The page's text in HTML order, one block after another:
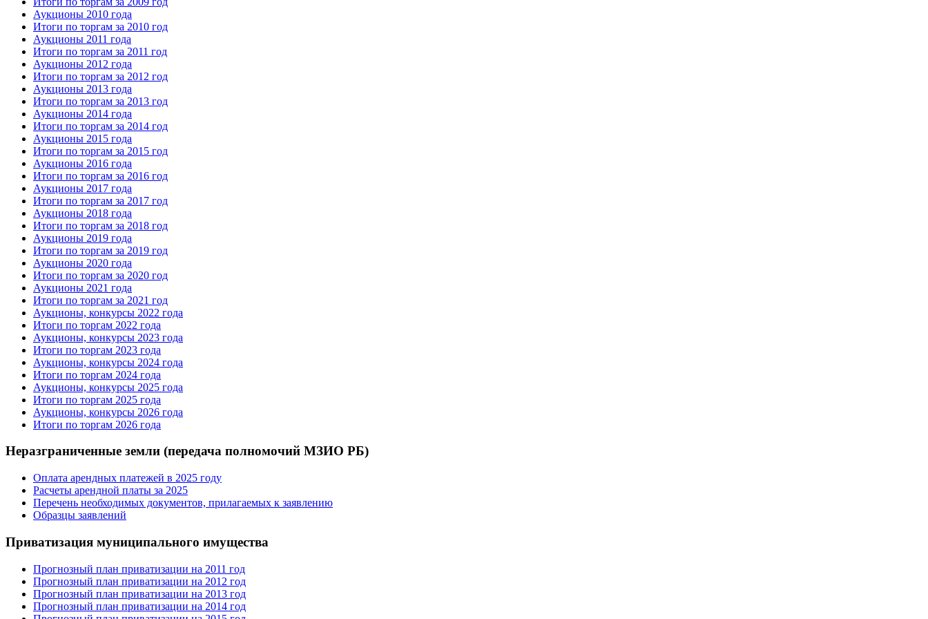
Аукционы 2010 года
Итоги по торгам за 2010 год
Аукционы 2011 года
Итоги по торгам за 2011 год
Аукционы 2012 года
Итоги по торгам за 2012 год
Аукционы 2013 года
Итоги по торгам за 2013 год
Аукционы 2014 года
Итоги по торгам за 2014 год
Аукционы 2015 года
Итоги по торгам за 2015 год
Аукционы 2016 года
Итоги по торгам за 2016 год
Аукционы 2017 года
Итоги по торгам за 2017 год
Аукционы 2018 года
Итоги по торгам за 2018 год
Аукционы 2019 года
Итоги по торгам за 2019 год
Аукционы 2020 года
Итоги по торгам за 2020 год
Аукционы 2021 года
Итоги по торгам за 2021 год
Аукционы, конкурсы 2022 года
Итоги по торгам 2022 года
Аукционы, конкурсы 2023 года
Итоги по торгам 2023 года
Аукционы, конкурсы 2024 года
Итоги по торгам 2024 года
Аукционы, конкурсы 2025 года
Итоги по торгам 2025 года
Аукционы, конкурсы 2026 года
Итоги по торгам 2026 года
Неразграниченные земли (передача полномочий МЗИО РБ)
Оплата арендных платежей в 2025 году
Расчеты арендной платы за 2025
Перечень необходимых документов, прилагаемых к заявлению
Образцы заявлений
Приватизация муниципального имущества
Прогнозный план приватизации на 2011 год
Прогнозный план приватизации на 2012 год
Прогнозный план приватизации на 2013 год
Прогнозный план приватизации на 2014 год